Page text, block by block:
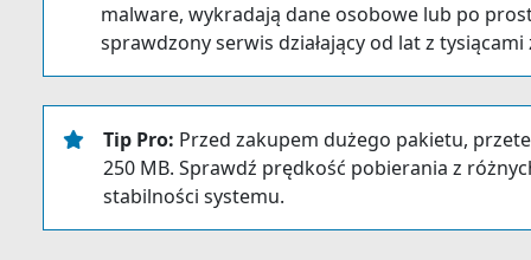
malware, wykradają dane osobowe lub po
sprawdzony serwis działający od lat z
Tip Pro: Przed zakupem dużego pakietu,
250 MB. Sprawdź prędkość pobierania z
stabilności systemu.